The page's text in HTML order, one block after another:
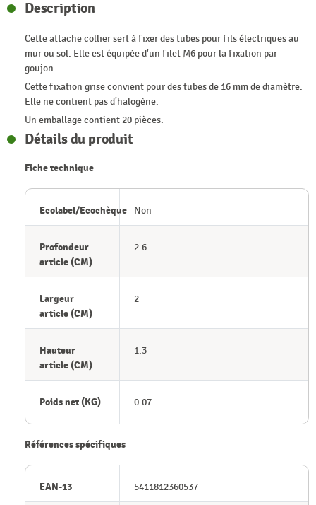
Description
Cette attache collier sert à fixer des tubes pour fils électriques au
mur ou sol. Elle est équipée d'un filet M6 pour la fixation par
goujon.
Cette fixation grise convient pour des tubes de 16 mm de diamètre.
Elle ne contient pas d'halogène.
Un emballage contient 20 pièces.
Détails du produit
Fiche technique
Ecolabel/Ecochèque Non
Profondeur
article (CM)
2.6
Largeur
article (CM)
2
Hauteur
article (CM)
1.3
Poids net (KG) 0.07
Références spécifiques
EAN-13 5411812360537